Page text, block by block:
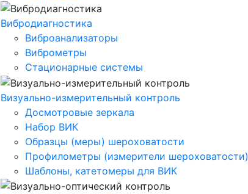
Вибродиагностика
Виброанализаторы
Виброметры
Стационарные системы
Визуально-измерительный контроль
Досмотровые зеркала
Набор ВИК
Образцы (меры) шероховатости
Профилометры (измерители шероховатости)
Шаблоны, катетомеры для ВИК